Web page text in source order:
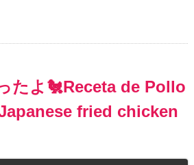
たよ 🐔Receta de Pollo
fried chicken